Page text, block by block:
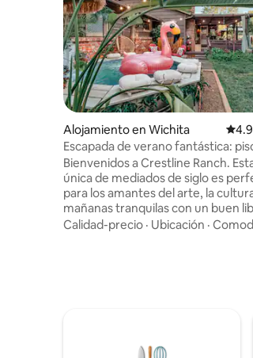
Alojamiento en Wichita
Escapada de verano fantástica:
jacuzzi, bar clandestino
Bienvenidos a Crestline Ranch.
única de mediados de siglo es
para los amantes del arte, la
mañanas tranquilas con un buen
Tesoros mundanos coleccionados y
jugar a las cartas, tomar un cóctel o
Calidad-precio · Ubicación ·